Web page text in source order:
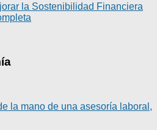
la Sostenibilidad Financiera
la mano de una asesoría laboral,